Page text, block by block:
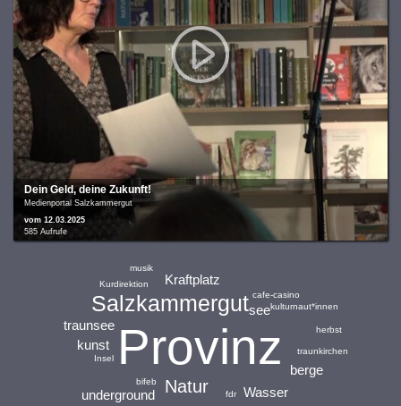
Dein Geld, deine Zukunft!
Medienportal Salzkammergut
vom 12.03.2025
585 Aufrufe
Provinz
Salzkammergut
Natur Wasser
Kraftplatz
see
traunsee
berge
underground
kunst traunkirchen
cafe-casino
Kurdirektion
bifeb
fdr
kulturnaut*innen
Insel
herbst
musik